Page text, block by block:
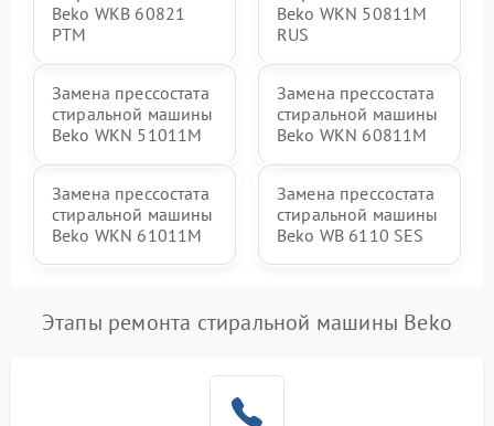
Beko WKB 60821
PTМ
Beko WKN 50811M
RUS
Замена прессостата
стиральной машины
Beko WKN 51011M
Замена прессостата
стиральной машины
Beko WKN 60811M
Замена прессостата
стиральной машины
Beko WKN 61011M
Замена прессостата
стиральной машины
Beko WB 6110 SES
Этапы ремонта стиральной машины Beko